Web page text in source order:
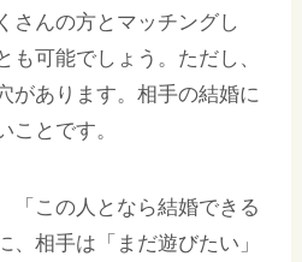
さんの方とマッチングし
も可能でしょう。ただし、
があります。相手の結婚に
ことです。
「この人となら結婚できる
、相手は「まだ遊びたい」